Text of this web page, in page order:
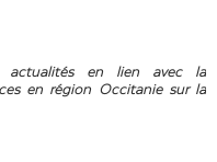
actualités en lien avec la
en région Occitanie sur la